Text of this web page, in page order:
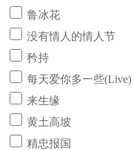
鲁冰花
没有情人的情人节
矜持
每天爱你多一些(Live)
来生缘
黄土高坡
精忠报国